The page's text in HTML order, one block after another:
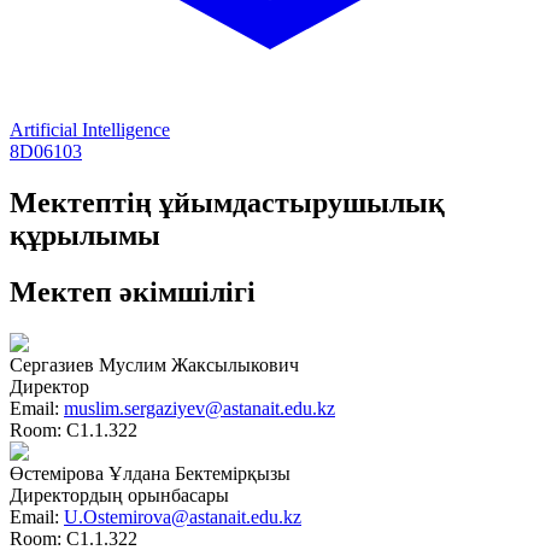
Artificial Intelligence
8D06103
Мектептің ұйымдастырушылық
құрылымы
Мектеп әкімшілігі
Сергазиев Муслим Жаксылыкович
Директор
Email: muslim.sergaziyev@astanait.edu.kz
Room: С1.1.322
Өстемірова Ұлдана Бектемірқызы
Директордың орынбасары
Email: U.Ostemirova@astanait.edu.kz
Room: С1.1.322